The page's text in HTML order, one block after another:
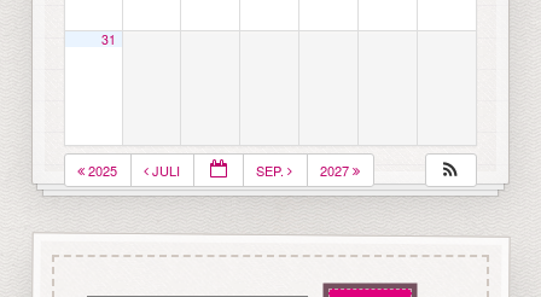
31
2025 JULI SEP. 2027